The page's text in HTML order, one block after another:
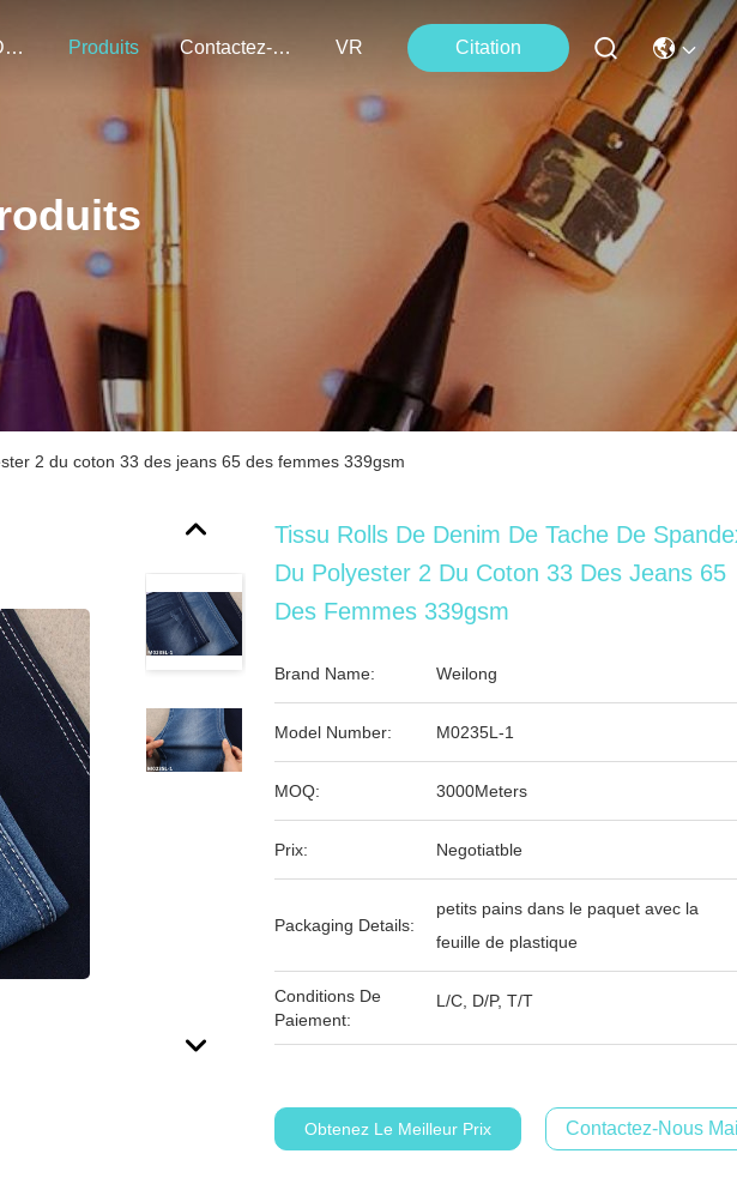
Au Sujet De Nous Produits Contactez-Nous VR Citation
2 du coton 33 des jeans 65 des femmes 339gsm
Tissu Rolls De Denim De Tache De
Du Polyester 2 Du Coton 33 Des Jeans 65
Des Femmes 339gsm
Brand Name: Weilong
Model Number: M0235L-1
MOQ: 3000Meters
Prix: Negotiatble
Packaging Details:
petits pains dans le paquet avec la
feuille de plastique
Conditions De
Paiement:
L/C, D/P, T/T
Obtenez Le Meilleur Prix Contactez-Nous